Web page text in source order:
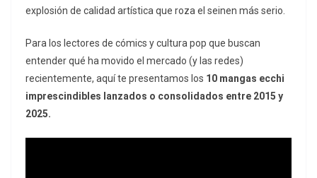
explosión de calidad artística que roza el seinen más serio.
Para los lectores de cómics y cultura pop que buscan
entender qué ha movido el mercado (y las redes)
recientemente, aquí te presentamos los 10 mangas ecchi
imprescindibles lanzados o consolidados entre 2015 y
2025.